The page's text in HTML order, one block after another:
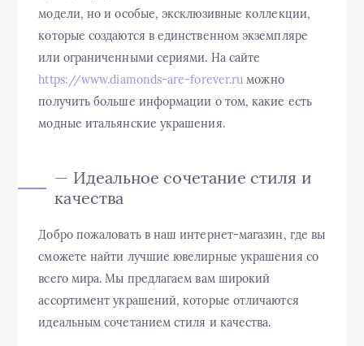
модели, но и особые, эксклюзивные коллекции,
которые создаются в единственном экземпляре
или ограниченными сериями. На сайте
https://www.diamonds-are-forever.ru можно
получить больше информации о том, какие есть
модные итальянские украшения.
— Идеальное сочетание стиля и
качества
Добро пожаловать в наш интернет-магазин, где вы
сможете найти лучшие ювелирные украшения со
всего мира. Мы предлагаем вам широкий
ассортимент украшений, которые отличаются
идеальным сочетанием стиля и качества.